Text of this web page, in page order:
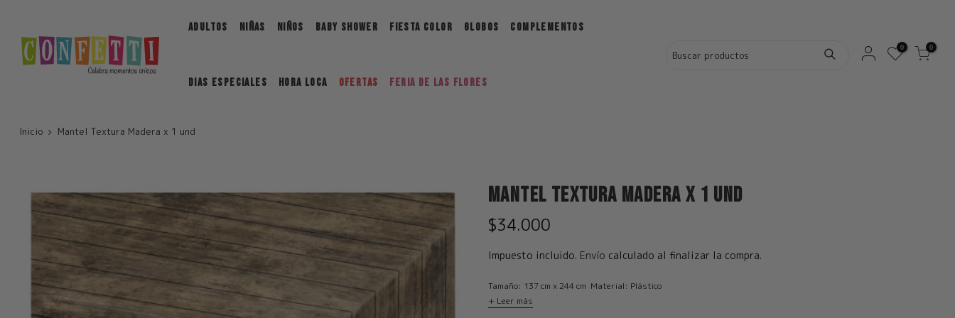
ADULTOS
NIÑAS NIÑOS BABY SHOWER FIESTA COLOR GLOBOS COMPLEMENTOS
DIAS ESPECIALES Hora Loca Ofertas FERIA DE LAS FLORES
0 0
Inicio Mantel Textura Madera x 1 und
Mantel Textura Madera x 1 und
$34.000
Impuesto incluido. Envío calculado al finalizar la compra.
Tamaño: 137 cm x 244 cm Material: Plástico
+ Leer más